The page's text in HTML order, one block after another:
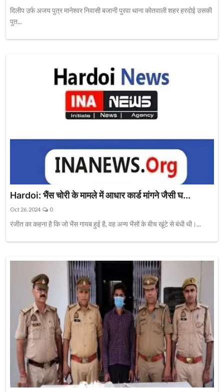
दिलीप उर्फ अजय पुत्र मानेश्वर निवासी बजानी पुरवा थाना कोतवाली शहर हरदोई उसकी
पुत...
Hardoi: भैंस चोरी के मामले में आधार कार्ड मांगने जैसी घ...
Oct 26, 2024 0
रंजीत का कहना है कि जो भैंस गायब हुई है, वह अन्य भैंसों के बीच खूंटे से बंधी थी।...